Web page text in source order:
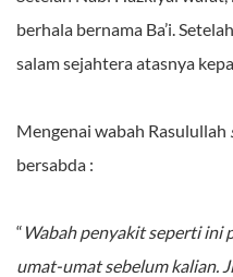
berhala bernama Ba’i.
salam sejahtera atasnya
Mengenai wabah Rasulullah
bersabda :
“ Wabah penyakit seperti ini
umat-umat sebelum kalian.